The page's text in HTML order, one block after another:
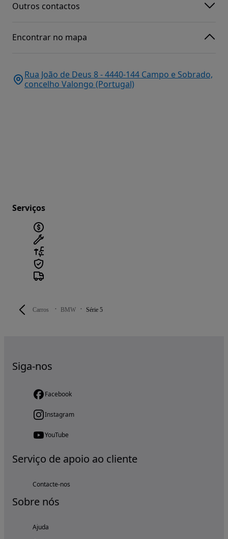
Carros BMW Série 5
Outros contactos
Encontrar no mapa
Rua João de Deus 8 - 4440-144 Campo e Sobrado,
concelho Valongo (Portugal)
Serviços
Siga-nos
Facebook
Instagram
YouTube
Serviço de apoio ao cliente
Contacte-nos
Sobre nós
Ajuda